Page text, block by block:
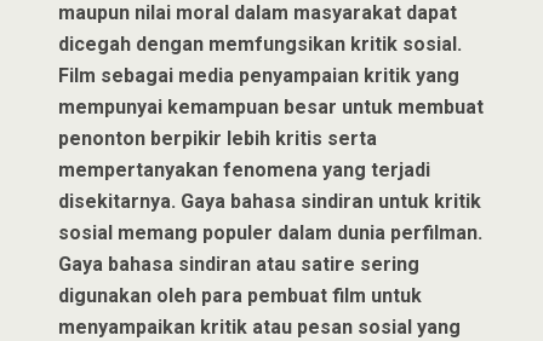
maupun nilai moral dalam masyarakat dapat
dicegah dengan memfungsikan kritik sosial.
Film sebagai media penyampaian kritik yang
mempunyai kemampuan besar untuk membuat
penonton berpikir lebih kritis serta
mempertanyakan fenomena yang terjadi
disekitarnya. Gaya bahasa sindiran untuk kritik
sosial memang populer dalam dunia perfilman.
Gaya bahasa sindiran atau satire sering
digunakan oleh para pembuat film untuk
menyampaikan kritik atau pesan sosial yang